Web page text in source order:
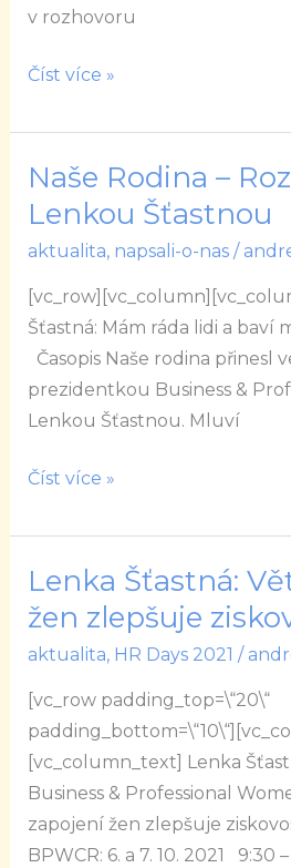
v rozhovoru
pomalu
Číst více »
Naše Rodina –
Lenkou Šťastnou
aktualita, napsali-o-nas/
Šťastná: Mám ráda lidi a baví
Časopis Naše rodina přinesl
prezidentkou Business &
Lenkou Šťastnou. Mluví
Naše
Rodina
Rozhovor
s
Lenkou
Šťastnou
Číst více »
Lenka Šťastná:
žen zlepšuje
aktualita, HR Days 2021 /
[vc_row padding_top=\“20\“
[vc_column_text] Lenka
Business & Professional
zapojení žen zlepšuje
BPWCR: 6. a 7. 10. 2021 9:30 –
Lenka
Šťastná:
žen
zlepšuje
ziskovost
firem